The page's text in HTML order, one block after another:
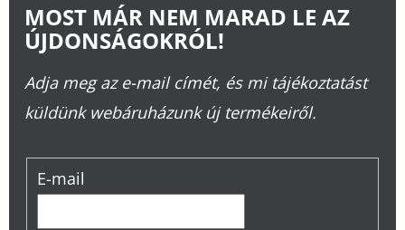
MOST MÁR NEM MARAD LE AZ
ÚJDONSÁGOKRÓL!
Adja meg az e-mail címét, és mi tájékoztatást
küldünk webáruházunk új termékeiről.
E-mail